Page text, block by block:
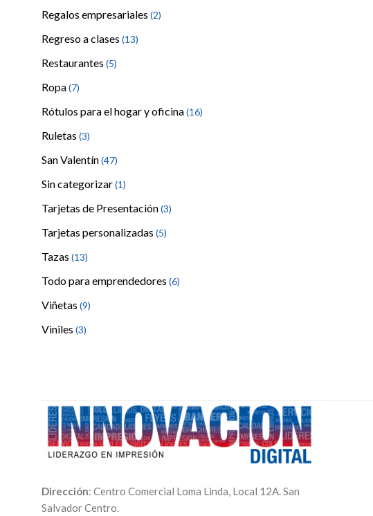
Regalos empresariales (2)
Regreso a clases (13)
Restaurantes (5)
Ropa(7)
Rótulos para el hogar y oficina(16)
Ruletas (3)
San Valentín(47)
Sin categorizar(1)
Tarjetas de Presentación(3)
Tarjetas personalizadas (5)
Tazas (13)
Todo para emprendedores (6)
Viñetas (9)
Viniles (3)
Dirección: Centro Comercial Loma Linda, Local 12A. San
Salvador Centro.